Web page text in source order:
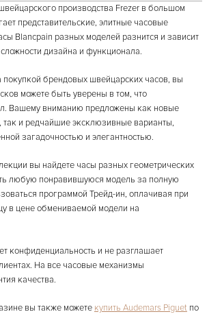
производства Frezer в большом
представительские, элитные часовые
Blancpain разных моделей разнится и зависит
дизайна и функционала.
брендовых швейцарских часов, вы
можете быть уверены в том, что
Вашему вниманию предложены как новые
и редчайшие эксклюзивные варианты,
загадочностью и элегантностью.
вы найдете часы разных геометрических
любую понравившуюся модель за полную
программой Трейд-ин, оплачивая при
в цене обмениваемой модели на
конфиденциальность и не разглашает
На все часовые механизмы
качества.
вы также можете купить Audemars Piguet по